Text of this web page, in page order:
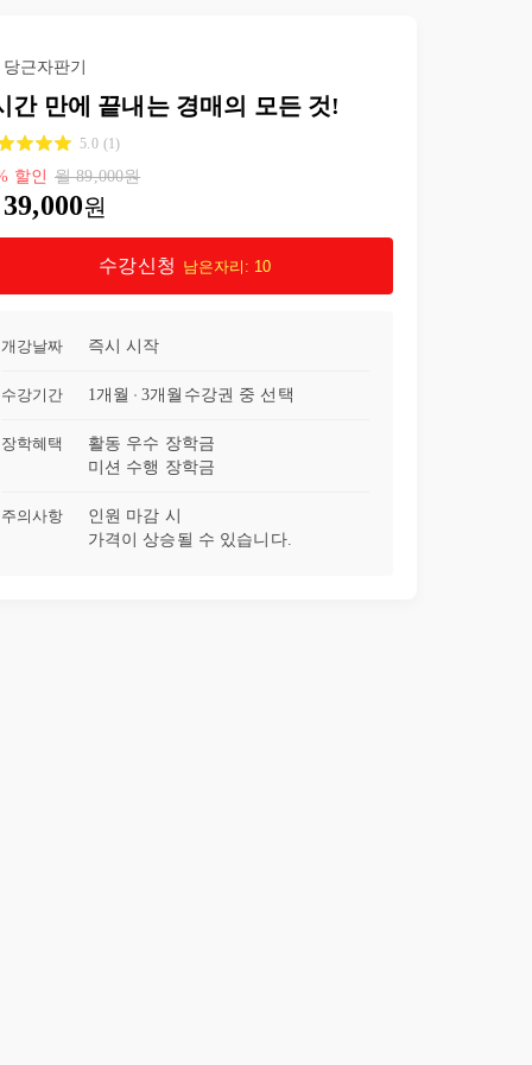
당근자판기
간 만에 끝내는 경매의 모든 것!
5.0 (1)
할인 월89,000원
39,000원
수강신청 남은자리: 10
개강날짜 즉시 시작
수강기간 1개월 3개월 수강권 중 선택
장학혜택
활동 우수 장학금
미션 수행 장학금
주의사항
인원 마감 시
가격이 상승될 수 있습니다.